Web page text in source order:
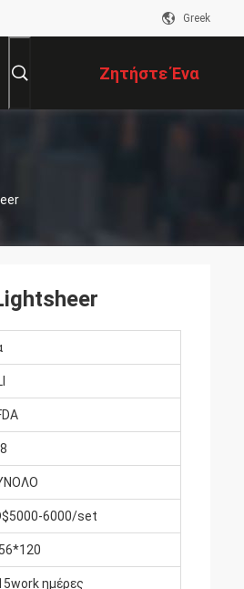
Greek
Ζητήστε Ένα
Απόσπασμα
6000/set
ημέρες